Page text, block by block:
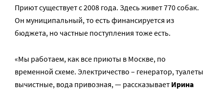
Приют существует с 2008 года. Здесь живет 770 собак.
Он муниципальный, то есть финансируется из
бюджета, но частные поступления тоже есть.
«Мы работаем, как все приюты в Москве, по
временной схеме. Электричество – генератор, туалеты
вычистные, вода привозная, — рассказывает Ирина